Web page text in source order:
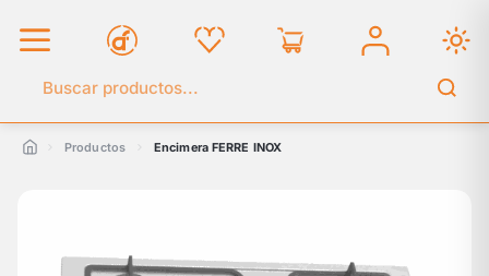
Buscar en el catálogo
Productos Encimera FERRE INOX